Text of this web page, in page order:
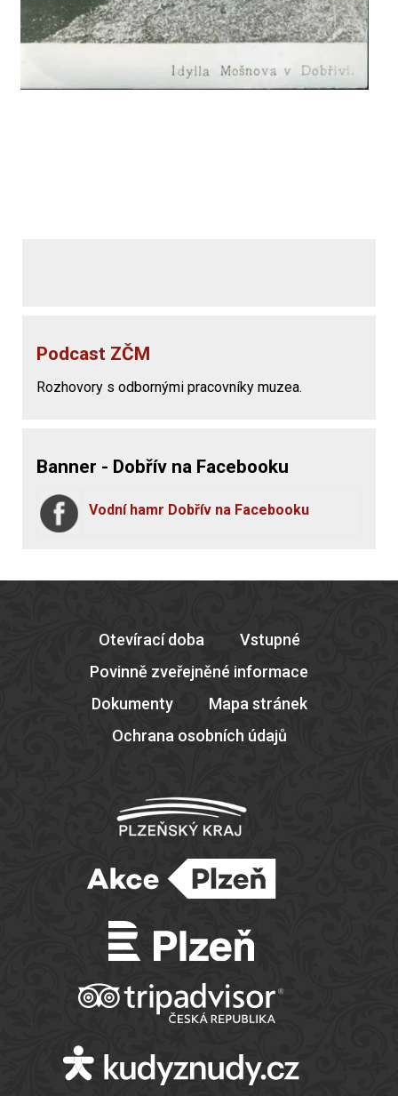
Podcast ZČM
Rozhovory s odbornými pracovníky muzea.
Banner - Dobřív na Facebooku
Vodní hamr Dobřív na Facebooku
Otevírací doba
Vstupné
Povinně zveřejněné informace
Dokumenty
Mapa stránek
Ochrana osobních údajů